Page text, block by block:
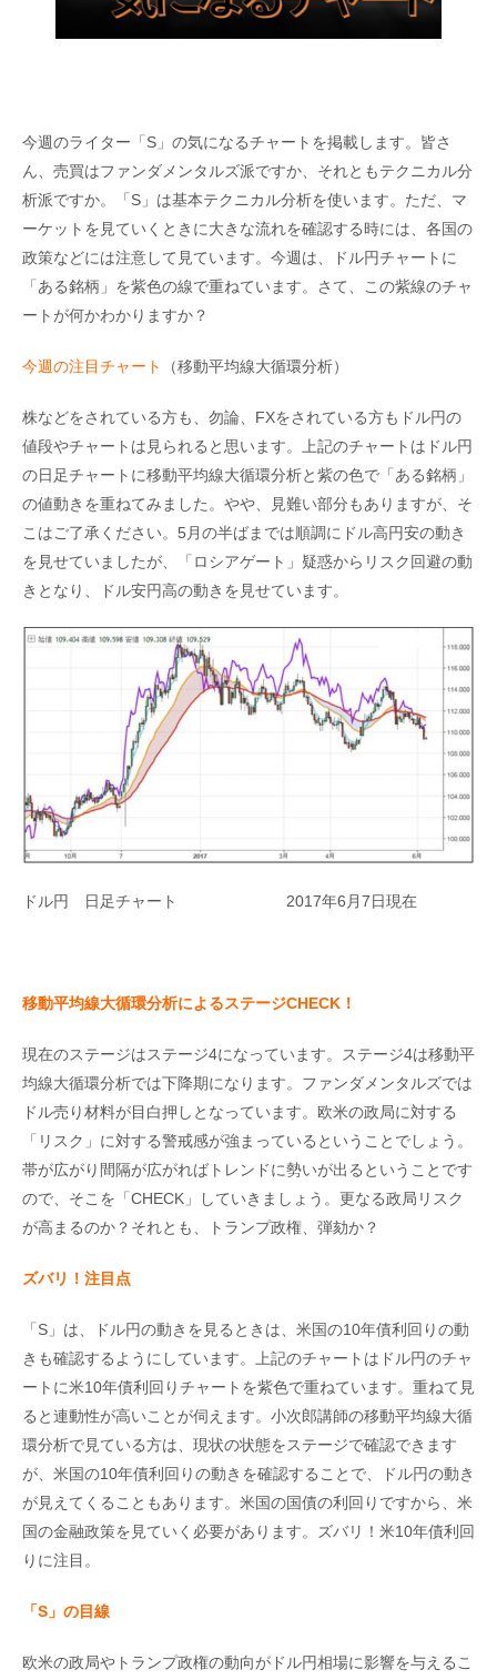
今週のライター「S」の気になるチャートを掲載します。皆さ
ん、売買はファンダメンタルズ派ですか、それともテクニカル分
析派ですか。「S」は基本テクニカル分析を使います。ただ、マ
ーケットを見ていくときに大きな流れを確認する時には、各国の
政策などには注意して見ています。今週は、ドル円チャートに
「ある銘柄」を紫色の線で重ねています。さて、この紫線のチャ
ートが何かわかりますか？
今週の注目チャート （移動平均線大循環分析）
株などをされている方も、勿論、FXをされている方もドル円の
値段やチャートは見られると思います。上記のチャートはドル円
の日足チャートに移動平均線大循環分析と紫の色で「ある銘柄」
の値動きを重ねてみました。やや、見難い部分もありますが、そ
こはご了承ください。5月の半ばまでは順調にドル高円安の動き
を見せていましたが、「ロシアゲート」疑惑からリスク回避の動
きとなり、ドル安円高の動きを見せています。
ドル円 日足チャート 2017年6月7日現在
移動平均線大循環分析によるステージCHECK ！
現在のステージはステージ4になっています。ステージ4は移動平
均線大循環分析では下降期になります。ファンダメンタルズでは
ドル売り材料が目白押しとなっています。欧米の政局に対する
「リスク」に対する警戒感が強まっているということでしょう。
帯が広がり間隔が広がればトレンドに勢いが出るということです
ので、そこを「CHECK」していきましょう。更なる政局リスク
が高まるのか？それとも、トランプ政権、弾劾か？
ズバリ！注目点
「S」は、ドル円の動きを見るときは、米国の10年債利回りの動
きも確認するようにしています。上記のチャートはドル円のチャ
ートに米10年債利回りチャートを紫色で重ねています。重ねて見
ると連動性が高いことが伺えます。小次郎講師の移動平均線大循
環分析で見ている方は、現状の状態をステージで確認できます
が、米国の10年債利回りの動きを確認することで、ドル円の動き
が見えてくることもあります。米国の国債の利回りですから、米
国の金融政策を見ていく必要があります。ズバリ！米10年債利回
りに注目。
「S 」の目線
欧米の政局やトランプ政権の動向がドル円相場に影響を与えるこ